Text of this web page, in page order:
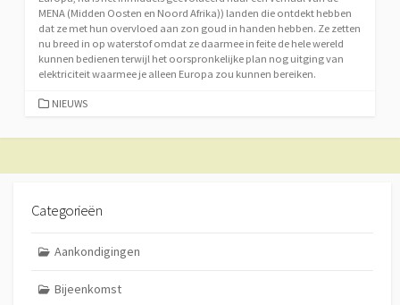
MENA (Midden Oosten en Noord Afrika)) landen die ontdekt hebben
dat ze met hun overvloed aan zon goud in handen hebben. Ze zetten
nu breed in op waterstof omdat ze daarmee in feite de hele wereld
kunnen bedienen terwijl het oorspronkelijke plan nog uitging van
elektriciteit waarmee je alleen Europa zou kunnen bereiken.
CATEGORIEËN
NIEUWS
Categorieën
Aankondigingen
Bijeenkomst